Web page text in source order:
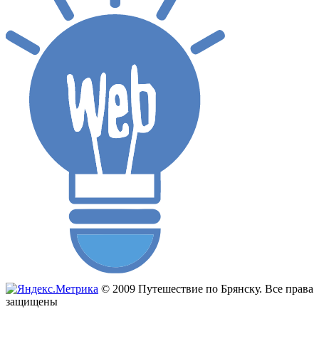
© 2009 Путешествие по Брянску. Все права
защищены